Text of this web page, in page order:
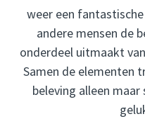
weer een
andere mensen de
onderdeel uitmaakt
Samen de elementen
beleving alleen